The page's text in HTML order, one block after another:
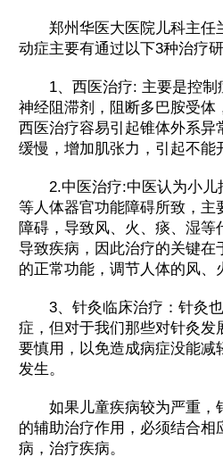
郑州华医大医院儿科主任
动症主要有通过以下3种治疗
1、西医治疗: 主要是控制
神经阻滞剂，阻断多巴胺受体
西医治疗容易引起锥体外系异
缓慢，增加肌张力，引起不能
2.中医治疗:中医认为小儿
等人体器官功能障碍所致，主
障碍，导致风、火、痰、湿等
导致疾病，因此治疗的关键在
的正常功能，调节人体的风、
3、针灸临床治疗：针灸也
症，但对于我们那些对针灸发
要慎用，以免造成病症没能减
发生。
如果儿童疾病较为严重，
的辅助治疗作用，必须结合相
病，治疗疾病。